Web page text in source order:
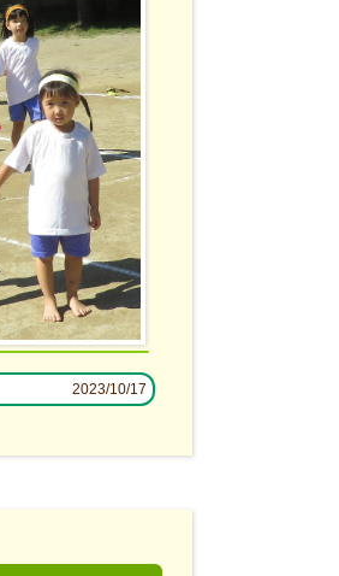
2023/10/17